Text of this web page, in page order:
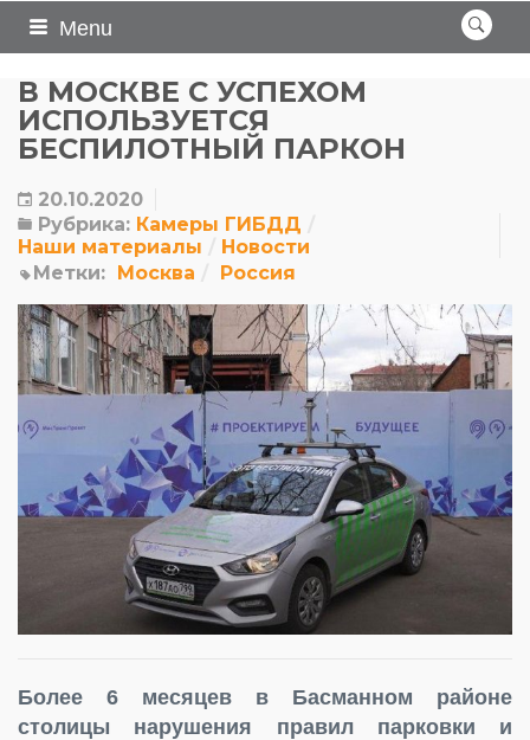
Menu
В МОСКВЕ С УСПЕХОМ
ИСПОЛЬЗУЕТСЯ
БЕСПИЛОТНЫЙ ПАРКОН
20.10.2020
Рубрика: Камеры ГИБДД
Наши материалы
Новости
Метки: Москва Россия
Более 6 месяцев в Басманном районе
столицы нарушения правил парковки и